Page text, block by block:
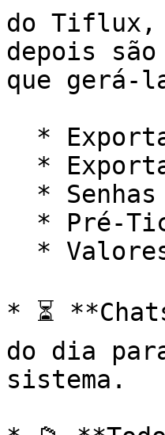
do Tiflux,
depois
que gerá-
* ⏳
do dia
sistema.